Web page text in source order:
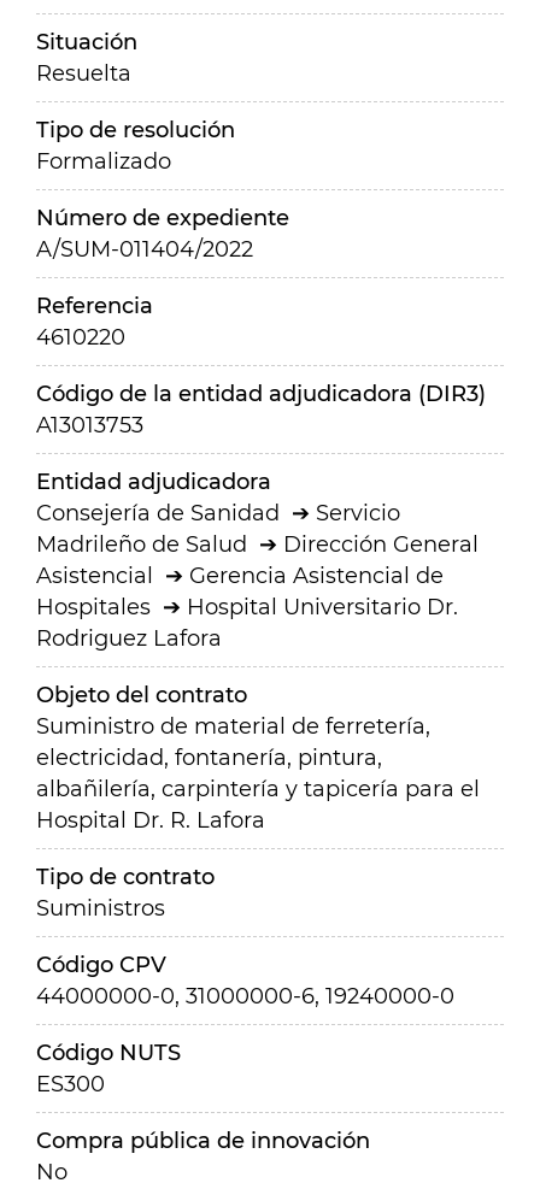
Situación
Resuelta
Tipo de resolución
Formalizado
Número de expediente
A/SUM-011404/2022
Referencia
4610220
Código de la entidad adjudicadora (DIR3)
A13013753
Entidad adjudicadora
Consejería de Sanidad
Servicio
Madrileño de Salud
Dirección General
Asistencial
Gerencia Asistencial de
Hospitales
Hospital Universitario Dr.
Rodriguez Lafora
Objeto del contrato
Suministro de material de ferretería,
electricidad, fontanería, pintura,
albañilería, carpintería y tapicería para el
Hospital Dr. R. Lafora
Tipo de contrato
Suministros
Código CPV
44000000-0, 31000000-6, 19240000-0
Código NUTS
ES300
Compra pública de innovación
No